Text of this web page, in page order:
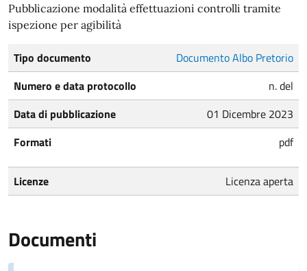
Pubblicazione modalità effettuazioni controlli tramite
ispezione per agibilità
Tipo documento
Documento Albo Pretorio
Numero e data protocollo
n. del
Data di pubblicazione
01 Dicembre 2023
Formati
pdf
Licenze Licenza aperta
Documenti